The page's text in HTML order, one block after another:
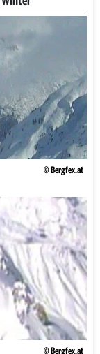
© Bergfex.at
© Bergfex.at